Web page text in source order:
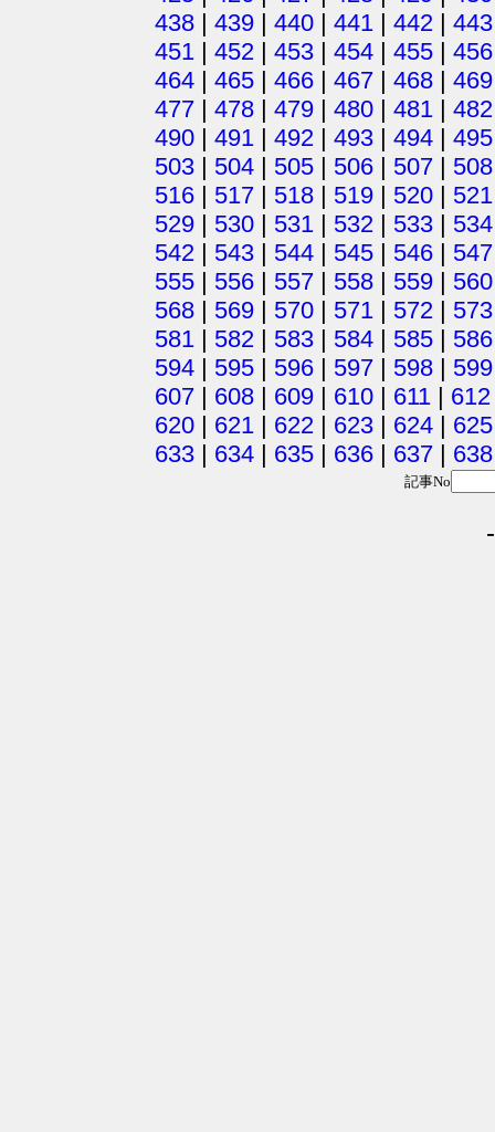
438 | 439 | 440 | 441 | 442 | 443
451 | 452 | 453 | 454 | 455 | 456
464 | 465 | 466 | 467 | 468 | 469
477 | 478 | 479 | 480 | 481 | 482
490 | 491 | 492 | 493 | 494 | 495
503 | 504 | 505 | 506 | 507 | 508
516 | 517 | 518 | 519 | 520 | 521
529 | 530 | 531 | 532 | 533 | 534
542 | 543 | 544 | 545 | 546 | 547
555 | 556 | 557 | 558 | 559 | 560
568 | 569 | 570 | 571 | 572 | 573
581 | 582 | 583 | 584 | 585 | 586
594 | 595 | 596 | 597 | 598 | 599
607 | 608 | 609 | 610 | 611 | 612
620 | 621 | 622 | 623 | 624 | 625
633 | 634 | 635 | 636 | 637 | 638
記事No